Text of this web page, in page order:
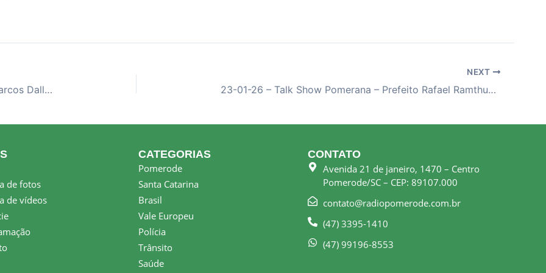
06-01-26 – A Voz da Comunidade – Entrevista Marcos Dallmann
NEXT
23-01-26 – Talk Show Pomerana – Prefeito Rafael Ramthun e Vice Daniel Buerger
de fotos
de vídeos
CATEGORIAS
Pomerode
Santa Catarina
Brasil
Vale Europeu
Polícia
Trânsito
Saúde
CONTATO
Avenida 21 de janeiro, 1470 – Centro
Pomerode/SC – CEP: 89107.000
contato@radiopomerode.com.br
(47) 3395-1410
(47) 99196-8553